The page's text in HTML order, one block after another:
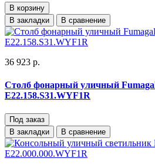
В корзину
В закладки
В сравнение
36 923 р.
Столб фонарный уличный
E22.158.S31.WYF1R
Под заказ
В закладки
В сравнение